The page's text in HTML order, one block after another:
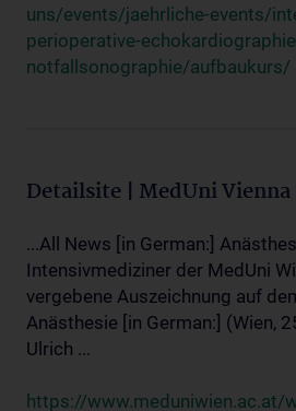
uns/events/jaehrliche-events/
perioperative-
notfallsonographie/aufbaukurs/
Detailsite | MedUni Vienna
...All News [in German:]
Intensivmediziner der MedUni
vergebene Auszeichnung auf
Anästhesie [in German:] (Wien,
Ulrich ...
https://www.meduniwien.ac.at/